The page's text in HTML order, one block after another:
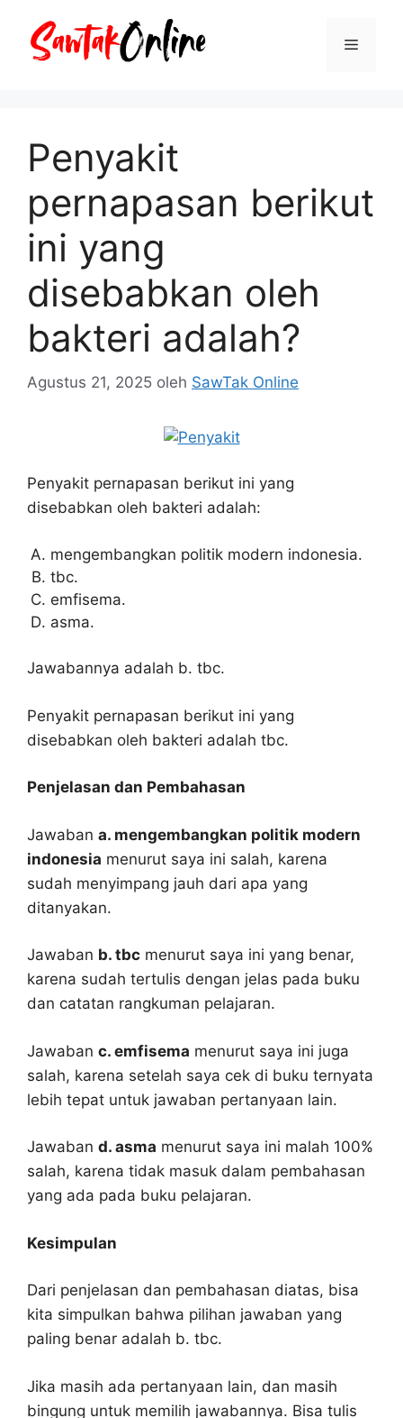
Menu
Penyakit
pernapasan berikut
ini yang
disebabkan oleh
bakteri adalah?
Agustus 21, 2025 oleh SawTak Online
Penyakit pernapasan berikut ini yang
disebabkan oleh bakteri adalah:
mengembangkan politik modern indonesia.
tbc.
emfisema.
asma.
Jawabannya adalah b. tbc.
Penyakit pernapasan berikut ini yang
disebabkan oleh bakteri adalah tbc.
Penjelasan dan Pembahasan
Jawaban a. mengembangkan politik modern
indonesia menurut saya ini salah, karena
sudah menyimpang jauh dari apa yang
ditanyakan.
Jawaban b. tbc menurut saya ini yang benar,
karena sudah tertulis dengan jelas pada buku
dan catatan rangkuman pelajaran.
Jawaban c. emfisema menurut saya ini juga
salah, karena setelah saya cek di buku ternyata
lebih tepat untuk jawaban pertanyaan lain.
Jawaban d. asma menurut saya ini malah 100%
salah, karena tidak masuk dalam pembahasan
yang ada pada buku pelajaran.
Kesimpulan
Dari penjelasan dan pembahasan diatas, bisa
kita simpulkan bahwa pilihan jawaban yang
paling benar adalah b. tbc.
Jika masih ada pertanyaan lain, dan masih
bingung untuk memilih jawabannya. Bisa tulis